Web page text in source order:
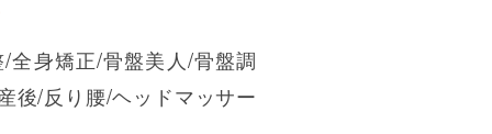
身矯正/骨盤美人/骨盤調
後/反り腰/ヘッドマッサー